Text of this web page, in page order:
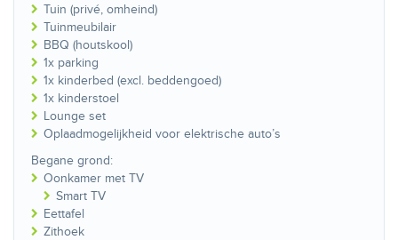
Tuin (privé, omheind)
Tuinmeubilair
BBQ (houtskool)
1x parking
1x kinderbed (excl. beddengoed)
1x kinderstoel
Lounge set
Oplaadmogelijkheid voor elektrische auto’s
Begane grond:
Oonkamer met TV
Smart TV
Eettafel
Zithoek